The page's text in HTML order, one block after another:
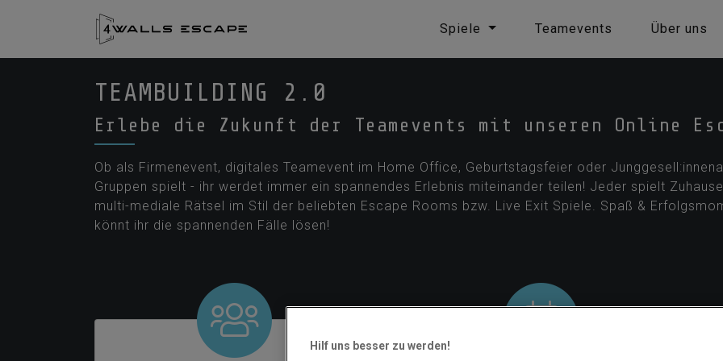
Spiele Teamevents Über uns
TEAMBUILDING 2.0
Erlebe die Zukunft der Teamevents mit unseren Online
Ob als Firmenevent, digitales Teamevent im Home Office, Geburtstagsfeier oder
Gruppen spielt - ihr werdet immer ein spannendes Erlebnis miteinander teilen! Jeder spielt
multi-mediale Rätsel im Stil der beliebten Escape Rooms bzw. Live Exit Spiele. Spaß &
könnt ihr die spannenden Fälle lösen!
Hilf uns besser zu werden!